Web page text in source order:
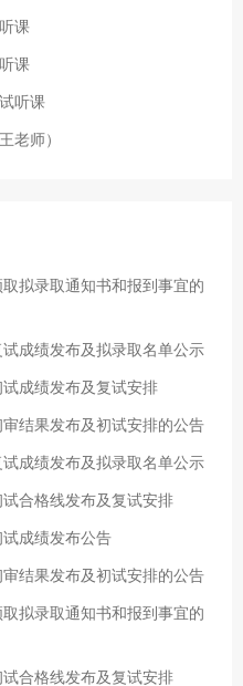
课
课
听课
老师）
拟录取通知书和报到事宜的
成绩发布及拟录取名单公示
成绩发布及复试安排
结果发布及初试安排的公告
成绩发布及拟录取名单公示
合格线发布及复试安排
成绩发布公告
结果发布及初试安排的公告
拟录取通知书和报到事宜的
合格线发布及复试安排